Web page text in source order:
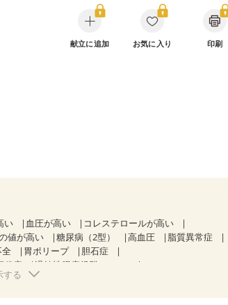
献立に追加 お気に入り 印刷
い 血圧が高い
コレステロールが高い
値が高い 糖尿病（2型） 高血圧
脂質異常症
全 胃ポリープ
胆石症
秘症
過敏性腸症候群（IBS）
（第２期）
する